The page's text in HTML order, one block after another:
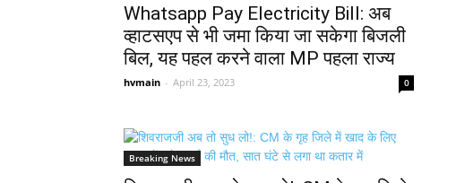
Whatsapp Pay Electricity Bill: अब
व्हाटसएप से भी जमा किया जा सकेगा बिजली
बिल, यह पहल करने वाला MP पहला राज्य
hvmain - April 23, 2023 0
Breaking News